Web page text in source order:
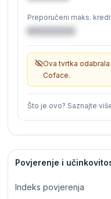
Preporučeni maks.
Ova tvrtka
Coface.
Što je ovo? Saznajte
Povjerenje i
Indeks povjerenja